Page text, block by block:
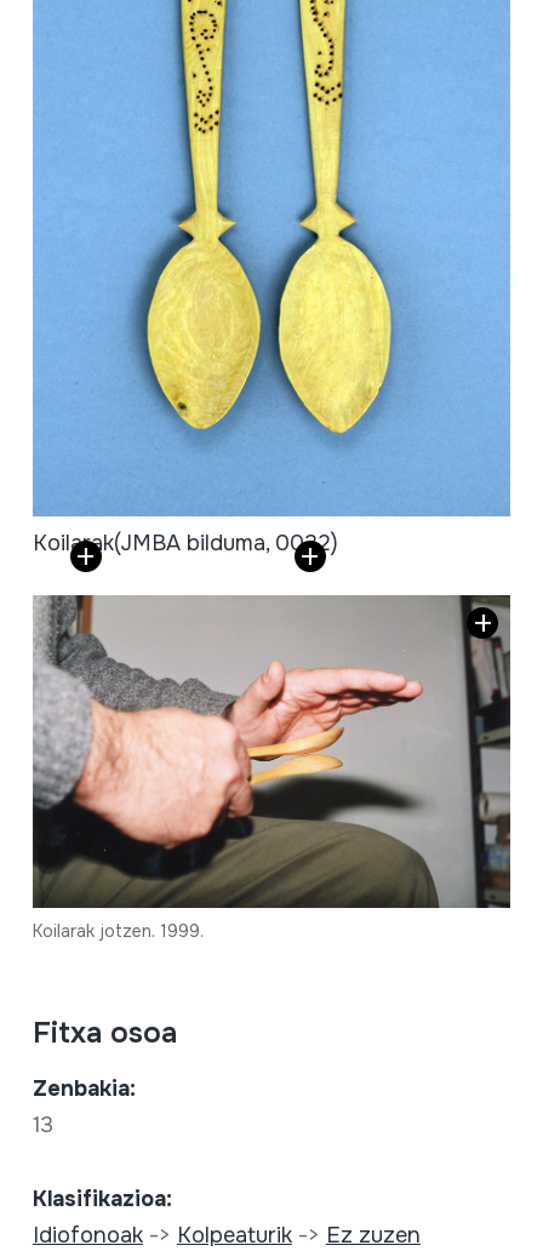
Koilarak(JMBA bilduma, 0032)
Koilarak jotzen. 1999.
Fitxa osoa
Zenbakia:
13
Klasifikazioa:
Idiofonoak-> Kolpeaturik-> Ez zuzen